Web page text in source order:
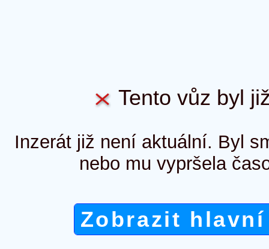
Tento vůz byl
Inzerát již není aktuální. Byl
nebo mu vypršela
Zobrazit